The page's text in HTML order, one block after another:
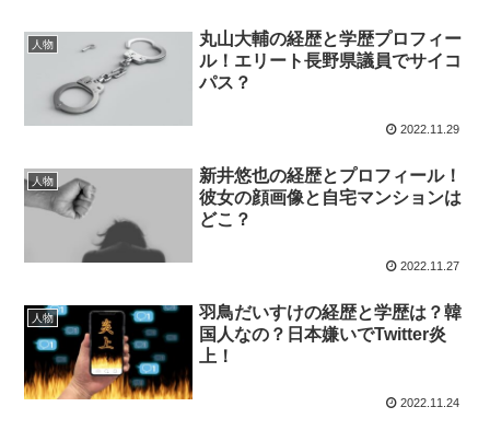
人物
丸山大輔の経歴と学歴プロフィー
ル！エリート長野県議員でサイコ
パス？
2022.11.29
人物
新井悠也の経歴とプロフィール！
彼女の顔画像と自宅マンションは
どこ？
2022.11.27
人物
羽鳥だいすけの経歴と学歴は？韓
国人なの？日本嫌いでTwitter炎
上！
2022.11.24